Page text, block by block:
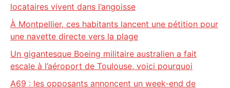
locataires vivent dans l’angoisse
À Montpellier, ces habitants lancent une pétition pour
une navette directe vers la plage
Un gigantesque Boeing militaire australien a fait
escale à l’aéroport de Toulouse, voici pourquoi
A69 : les opposants annoncent un week-end de